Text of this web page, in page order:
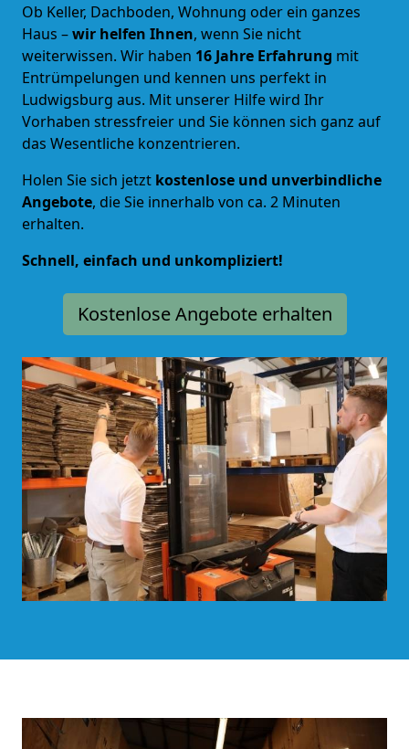
Ob Keller, Dachboden, Wohnung oder ein ganzes
Haus –wir helfen Ihnen, wenn Sie nicht
weiterwissen. Wir haben 16 Jahre Erfahrung mit
Entrümpelungen und kennen uns perfekt in
Ludwigsburg aus. Mit unserer Hilfe wird Ihr
Vorhaben stressfreier und Sie können sich ganz auf
das Wesentliche konzentrieren.
Holen Sie sich jetzt kostenlose und unverbindliche
Angebote, die Sie innerhalb von ca. 2 Minuten
erhalten.
Schnell, einfach und unkompliziert!
Kostenlose Angebote erhalten